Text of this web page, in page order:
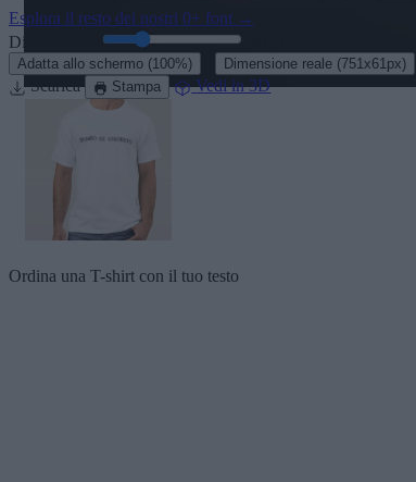
Esplora il resto dei nostri 0+ font →
Dimensione:
Adatta allo schermo (100%) Dimensione reale (751x61px)
Scarica Stampa Vedi in 3D
Ordina una T-shirt con il tuo testo